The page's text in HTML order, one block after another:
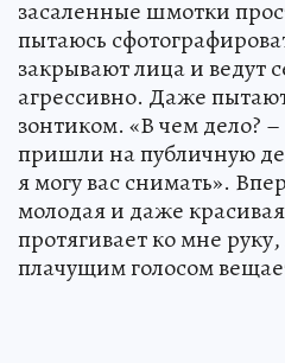
засаленные шмотки
пытаюсь
закрывают лица и ведут
агрессивно. Даже
зонтиком. «В чем дело?
пришли на публичную
я могу вас снимать».
молодая и даже
протягивает ко мне
плачущим голосом